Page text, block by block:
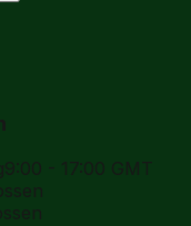
9:00 - 17:00 GMT